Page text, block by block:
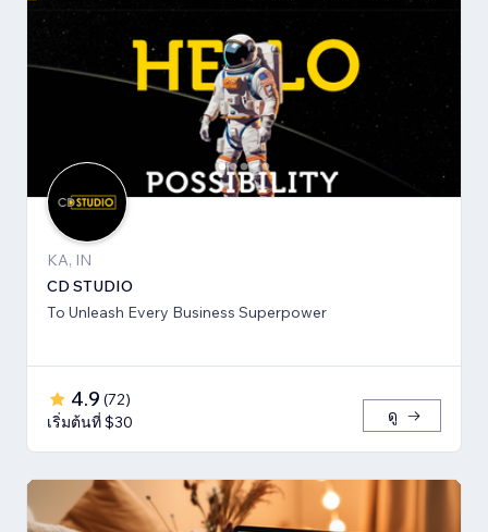
KA, IN
CD STUDIO
To Unleash Every Business Superpower
4.9 (72)
เริ่มต้นที่ $30
ดู